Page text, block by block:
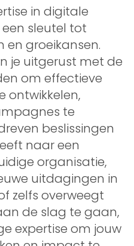
in digitale
sleutel tot
en groeikansen.
je uitgerust met de
om effectieve
ontwikkelen,
te
beslissingen
naar een
organisatie,
uitdagingen in
zelfs overweegt
de slag te gaan,
expertise om jouw